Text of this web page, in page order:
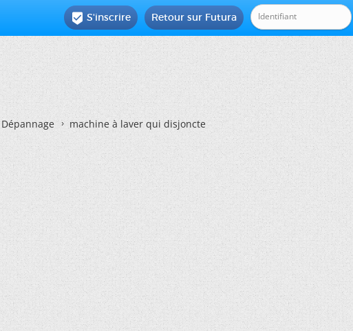
Retour sur Futura
 S'inscrire
Dépannage machine à laver qui disjoncte